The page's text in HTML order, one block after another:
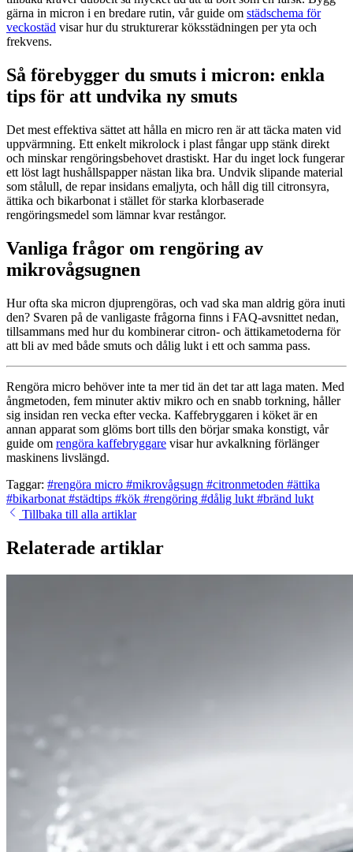
gärna in micron i en bredare rutin, vår guide om städschema för
veckostäd visar hur du strukturerar köksstädningen per yta och
frekvens.
Så förebygger du smuts i micron: enkla
tips för att undvika ny smuts
Det mest effektiva sättet att hålla en micro ren är att täcka maten vid
uppvärmning. Ett enkelt mikrolock i plast fångar upp stänk direkt
och minskar rengöringsbehovet drastiskt. Har du inget lock fungerar
ett löst lagt hushållspapper nästan lika bra. Undvik slipande material
som stålull, de repar insidans emaljyta, och håll dig till citronsyra,
ättika och bikarbonat i stället för starka klorbaserade
rengöringsmedel som lämnar kvar restångor.
Vanliga frågor om rengöring av
mikrovågsugnen
Hur ofta ska micron djuprengöras, och vad ska man aldrig göra inuti
den? Svaren på de vanligaste frågorna finns i FAQ-avsnittet nedan,
tillsammans med hur du kombinerar citron- och ättikametoderna för
att bli av med både smuts och dålig lukt i ett och samma pass.
Rengöra micro behöver inte ta mer tid än det tar att laga maten. Med
ångmetoden, fem minuter aktiv mikro och en snabb torkning, håller
sig insidan ren vecka efter vecka. Kaffebryggaren i köket är en
annan apparat som glöms bort tills den börjar smaka konstigt, vår
guide om rengöra kaffebryggare visar hur avkalkning förlänger
maskinens livslängd.
Taggar: #rengöra micro #mikrovågsugn #citronmetoden #ättika
#bikarbonat #städtips #kök #rengöring #dålig lukt #bränd lukt
Tillbaka till alla artiklar
Relaterade artiklar